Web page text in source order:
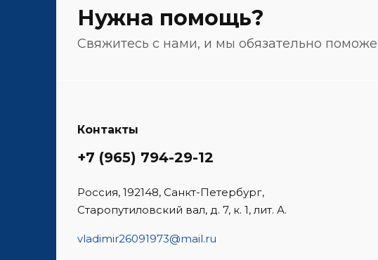
Нужна помощь?
Свяжитесь с нами, и мы обязательно
Контакты
+7 (965) 794-29-12
Россия, 192148, Санкт-Петербург,
Старопутиловский вал, д. 7, к. 1, лит. А.
vladimir26091973@mail.ru